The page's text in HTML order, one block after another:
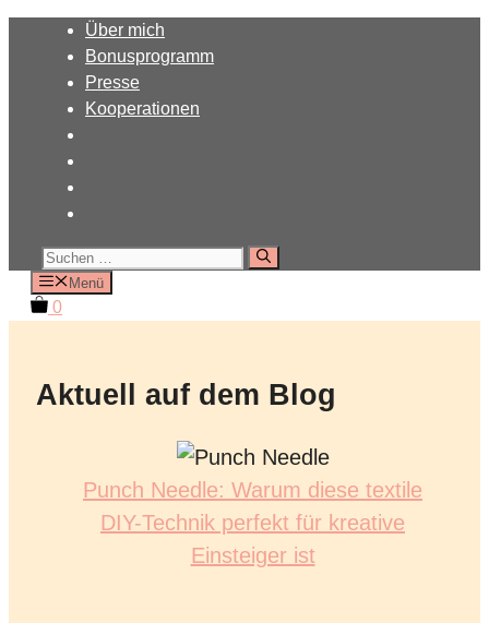
springen
Über mich
Bonusprogramm
Presse
Kooperationen
Suchen
nach:Menü
0
Aktuell auf dem Blog
Punch Needle: Warum diese textile
DIY-Technik perfekt für kreative
Einsteiger ist